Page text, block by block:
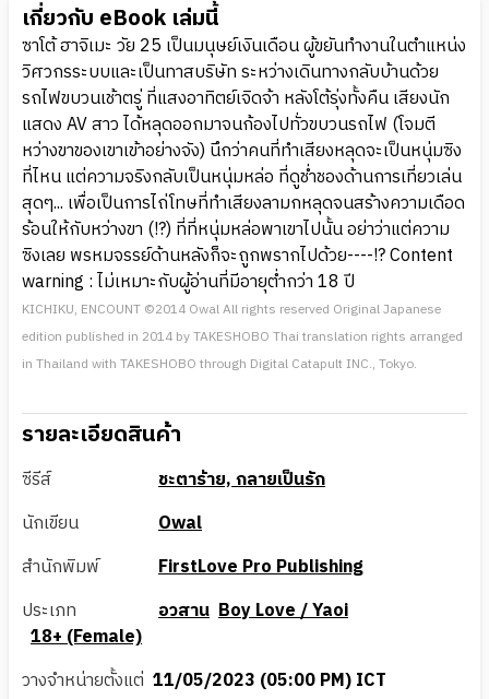
เกี่ยวกับ eBook เล่มนี้
ซาโต้ ฮาจิเมะ วัย 25 เป็นมนุษย์เงินเดือน ผู้ขยันทำงานในตำแหน่ง
วิศวกรระบบและเป็นทาสบริษัท ระหว่างเดินทางกลับบ้านด้วย
รถไฟขบวนเช้าตรู่ ที่แสงอาทิตย์เจิดจ้า หลังโต้รุ่งทั้งคืน เสียงนัก
แสดง AV สาว ได้หลุดออกมาจนก้องไปทั่วขบวนรถไฟ (โจมตี
หว่างขาของเขาเข้าอย่างจัง) นึกว่าคนที่ทำเสียงหลุดจะเป็นหนุ่มซิง
ที่ไหน แต่ความจริงกลับเป็นหนุ่มหล่อ ที่ดูช่ำชองด้านการเที่ยวเล่น
สุดๆ... เพื่อเป็นการไถ่โทษที่ทำเสียงลามกหลุดจนสร้างความเดือด
ร้อนให้กับหว่างขา (!?) ที่ที่หนุ่มหล่อพาเขาไปนั้น อย่าว่าแต่ความ
ซิงเลย พรหมจรรย์ด้านหลังก็จะถูกพรากไปด้วย----!? Content
warning : ไม่เหมาะกับผู้อ่านที่มีอายุต่ำกว่า 18 ปี
KICHIKU, ENCOUNT ©2014 Owal All rights reserved Original Japanese
edition published in 2014 by TAKESHOBO Thai translation rights arranged
in Thailand with TAKESHOBO through Digital Catapult INC., Tokyo.
รายละเอียดสินค้า
ซีรีส์
ชะตาร้าย, กลายเป็นรัก
นักเขียน
Owal
สำนักพิมพ์
FirstLove Pro Publishing
ประเภท
อวสาน Boy Love / Yaoi
18+ (Female)
วางจำหน่ายตั้งแต่ 11/05/2023 (05:00 PM) ICT